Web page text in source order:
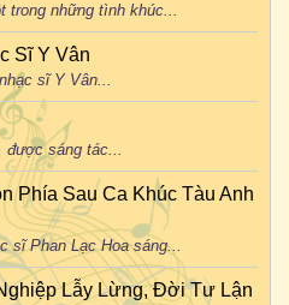
trong những tình khúc...
Sĩ Y Vân
sĩ Y Vân...
được sáng tác...
Phía Sau Ca Khúc Tàu Anh
sĩ Phan Lạc Hoa sáng...
Lẫy Lừng, Đời Tư Lận